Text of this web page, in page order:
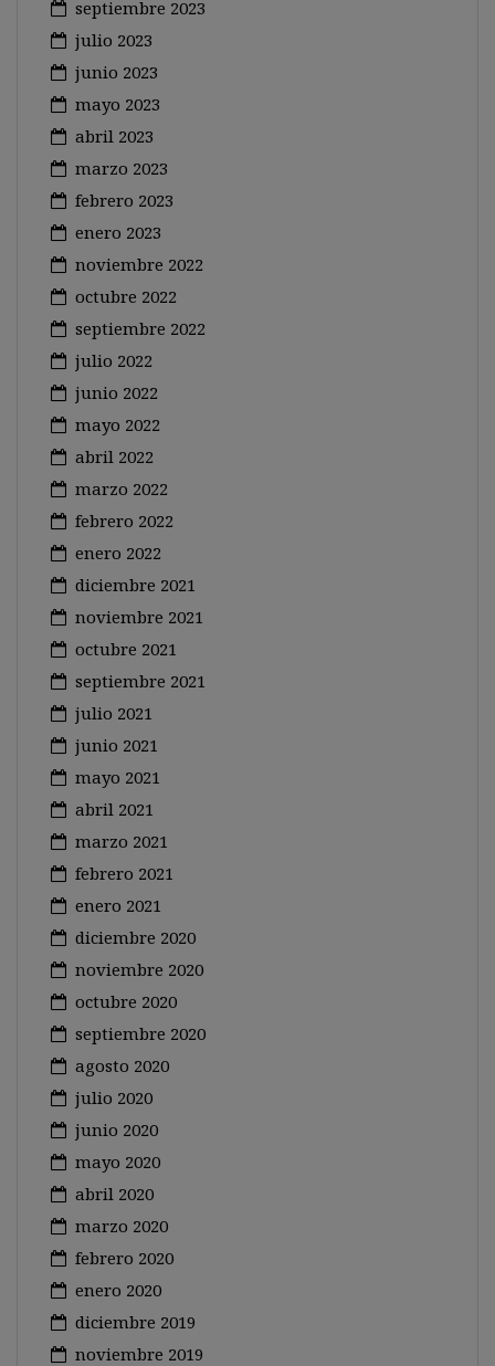
septiembre 2023
julio 2023
junio 2023
mayo 2023
abril 2023
marzo 2023
febrero 2023
enero 2023
noviembre 2022
octubre 2022
septiembre 2022
julio 2022
junio 2022
mayo 2022
abril 2022
marzo 2022
febrero 2022
enero 2022
diciembre 2021
noviembre 2021
octubre 2021
septiembre 2021
julio 2021
junio 2021
mayo 2021
abril 2021
marzo 2021
febrero 2021
enero 2021
diciembre 2020
noviembre 2020
octubre 2020
septiembre 2020
agosto 2020
julio 2020
junio 2020
mayo 2020
abril 2020
marzo 2020
febrero 2020
enero 2020
diciembre 2019
noviembre 2019